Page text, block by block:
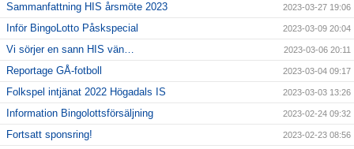
Sammanfattning HIS årsmöte 2023 2023-03-27 19:06
Inför BingoLotto Påskspecial 2023-03-09 20:04
Vi sörjer en sann HIS vän… 2023-03-06 20:11
Reportage GÅ-fotboll 2023-03-04 09:17
Folkspel intjänat 2022 Högadals IS 2023-03-03 13:26
Information Bingolottsförsäljning 2023-02-24 09:32
Fortsatt sponsring! 2023-02-23 08:56